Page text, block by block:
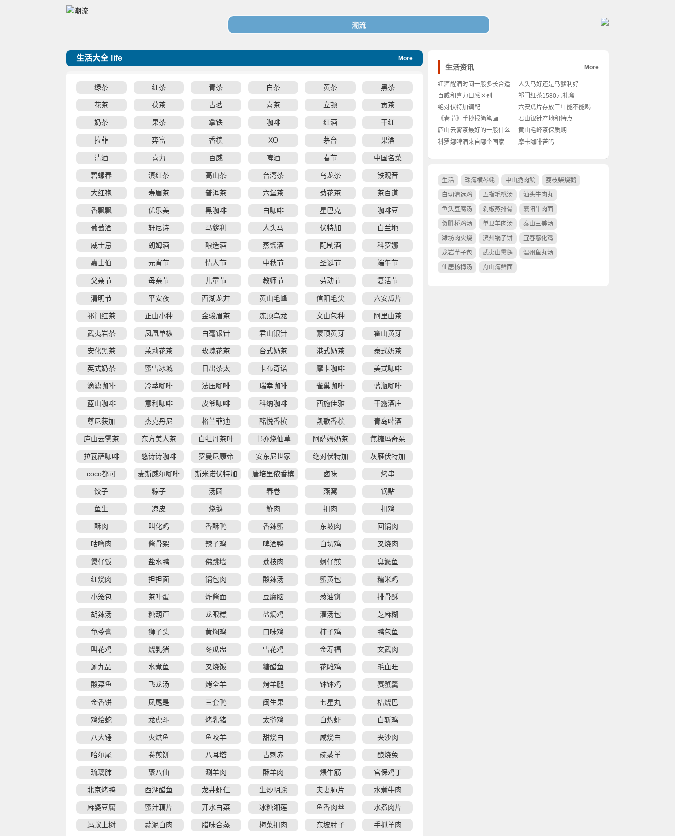
生活大全 life More
绿茶 红茶 青茶 白茶 黄茶 黑茶
花茶 茯茶 古茗 喜茶 立顿 贡茶
奶茶 果茶 拿铁 咖啡 红酒 干红
拉菲 奔富 香槟 XO 茅台 果酒
清酒 喜力 百威 啤酒 春节 中国名菜
碧螺春 滇红茶 高山茶 台湾茶 乌龙茶 铁观音
大红袍 寿眉茶 普洱茶 六堡茶 菊花茶 茶百道
香飘飘 优乐美 黑咖啡 白咖啡 星巴克 咖啡豆
葡萄酒 轩尼诗 马爹利 人头马 伏特加 白兰地
威士忌 朗姆酒 酿造酒 蒸馏酒 配制酒 科罗娜
嘉士伯 元宵节 情人节 中秋节 圣诞节 端午节
父亲节 母亲节 儿童节 教师节 劳动节 复活节
清明节 平安夜 西湖龙井 黄山毛峰 信阳毛尖 六安瓜片
祁门红茶 正山小种 金骏眉茶 冻顶乌龙 文山包种 阿里山茶
武夷岩茶 凤凰单枞 白毫银针 君山银针 蒙顶黄芽 霍山黄芽
安化黑茶 茉莉花茶 玫瑰花茶 台式奶茶 港式奶茶 泰式奶茶
英式奶茶 蜜雪冰城 日出茶太 卡布奇诺 摩卡咖啡 美式咖啡
滴滤咖啡 冷萃咖啡 法压咖啡 瑞幸咖啡 雀巢咖啡 蓝瓶咖啡
蓝山咖啡 意利咖啡 皮爷咖啡 科纳咖啡 西施佳雅 干露酒庄
尊尼获加 杰克丹尼 格兰菲迪 酩悦香槟 凯歌香槟 青岛啤酒
庐山云雾茶 东方美人茶 白牡丹茶叶 书亦烧仙草 阿萨姆奶茶 焦糖玛奇朵
拉瓦萨咖啡 悠诗诗咖啡 罗曼尼康帝 安东尼世家 绝对伏特加 灰雁伏特加
coco都可 麦斯威尔咖啡 斯米诺伏特加 唐培里侬香槟 卤味 烤串
饺子 粽子 汤圆 春卷 燕窝 锅贴
鱼生 凉皮 烧鹅 鮓肉 扣肉 扣鸡
酥肉 叫化鸡 香酥鸭 香辣蟹 东坡肉 回锅肉
咕噜肉 酱骨架 辣子鸡 啤酒鸭 白切鸡 叉烧肉
煲仔饭 盐水鸭 佛跳墙 荔枝肉 蚵仔煎 臭鳜鱼
红烧肉 担担面 锅包肉 酸辣汤 蟹黄包 糯米鸡
小笼包 茶叶蛋 炸酱面 豆腐脑 葱油饼 排骨酥
胡辣汤 糖葫芦 龙眼糕 盐焗鸡 灌汤包 芝麻糊
龟苓膏 狮子头 黄焖鸡 口味鸡 柿子鸡 鸭包鱼
叫花鸡 烧乳猪 冬瓜盅 雪花鸡 金寿福 文武肉
涮九品 水煮鱼 叉烧饭 糖醋鱼 花雕鸡 毛血旺
酸菜鱼 飞龙汤 烤全羊 烤羊腿 钵钵鸡 赛蟹羹
金香饼 凤尾是 三套鸭 闽生果 七星丸 桔烧巴
鸡烩蛇 龙虎斗 烤乳猪 太爷鸡 白灼虾 白斩鸡
八大锤 火烘鱼 鱼咬羊 甜烧白 咸烧白 夹沙肉
哈尔尾 卷煎饼 八耳塔 古剌赤 碗蒸羊 酿烧兔
琉璃肺 聚八仙 涮羊肉 酥羊肉 煨牛筋 宫保鸡丁
北京烤鸭 西湖醋鱼 龙井虾仁 生炒明蚝 夫妻肺片 水煮牛肉
麻婆豆腐 蜜汁藕片 开水白菜 冰糖湘莲 鱼香肉丝 水煮肉片
蚂蚁上树 蒜泥白肉 腊味合蒸 梅菜扣肉 东坡肘子 手抓羊肉
生活资讯 More
红酒醒酒时间一般多长合适
人头马好还是马爹利好
百威和喜力口感区别
祁门红茶1580元礼盒
绝对伏特加调配
六安瓜片存放三年能不能喝
《春节》手抄报简笔画
君山银针产地和特点
庐山云雾茶最好的一般什么
价格买
黄山毛峰茶保质期
科罗娜啤酒来自哪个国家
摩卡咖啡苦吗
生活 珠海横琴蚝 中山脆肉鲩 荔枝柴烧鹅
白切清远鸡 五指毛桃汤 汕头牛肉丸
鱼头豆腐汤 剁椒蒸排骨 襄阳牛肉面
贺胜桥鸡汤 单县羊肉汤 泰山三美汤
潍坊肉火烧 滨州锅子饼 宜春慈化鸡
龙岩芋子包 武夷山熏鹅 温州鱼丸汤
仙居杨梅汤 舟山海鲜面